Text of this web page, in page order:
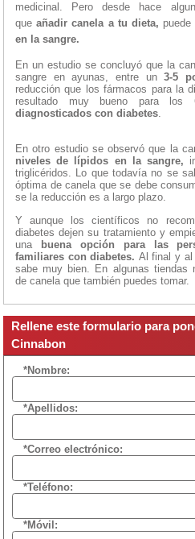
medicinal. Pero desde hace
queañadir canela a tu dieta,
en la sangre.
En un estudio se concluyó que la
sangre en ayunas, entre un3-5
reducción que los fármacos para la
resultado muy bueno para
diagnosticados con diabetes.
En otro estudio se observó que la
niveles de lípidos en la sangre,
triglicéridos. Lo que todavía no se
óptima de canela que se debe
se la reducción es a largo plazo.
Y aunque los científicos no
diabetes dejen su tratamiento y
una
buena opción para las
familiares con diabetes. Al final y al
sabe muy bien. En algunas tiendas
de canela que también puedes tomar.
Rellene este formulario para
Cinnabon
*Nombre:
*Apellidos:
*Correo electrónico:
*Teléfono:
*Móvil: